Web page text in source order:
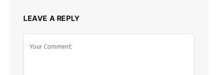
LEAVE A REPLY